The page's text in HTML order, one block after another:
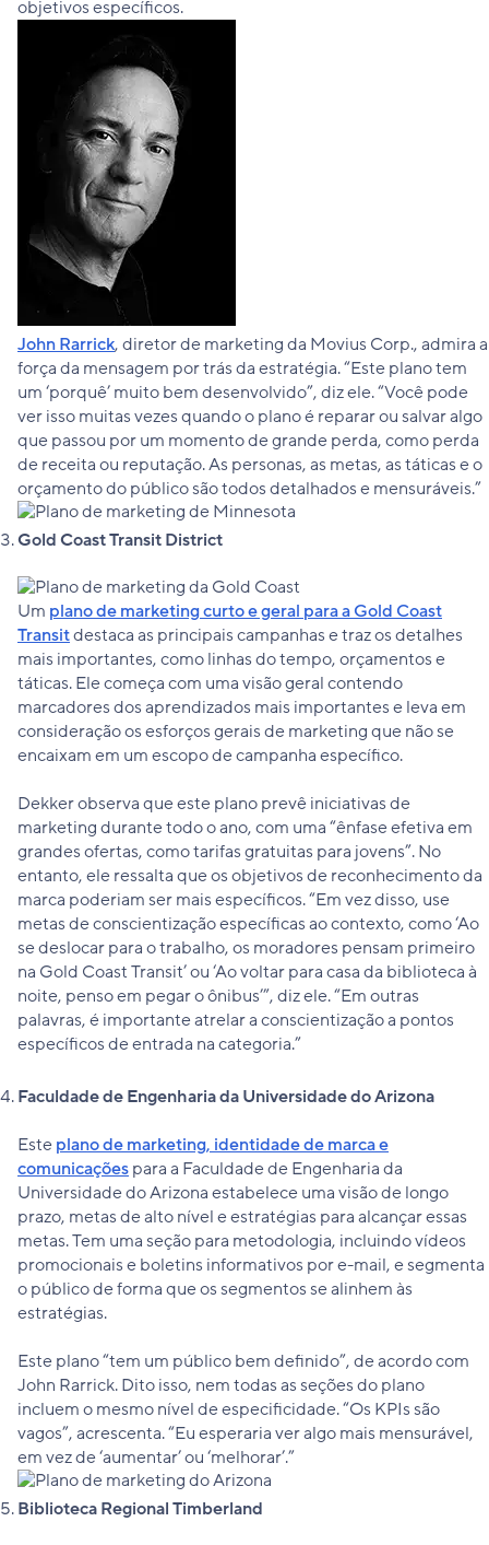
objetivos específicos.
John Rarrick, diretor de marketing da Movius Corp., admira a
força da mensagem por trás da estratégia. “Este plano tem
um ‘porquê’ muito bem desenvolvido”, diz ele. “Você pode
ver isso muitas vezes quando o plano é reparar ou salvar algo
que passou por um momento de grande perda, como perda
de receita ou reputação. As personas, as metas, as táticas e o
orçamento do público são todos detalhados e mensuráveis.”
Gold Coast Transit District
Um plano de marketing curto e geral para a Gold Coast
Transitdestaca as principais campanhas e traz os detalhes
mais importantes, como linhas do tempo, orçamentos e
táticas. Ele começa com uma visão geral contendo
marcadores dos aprendizados mais importantes e leva em
consideração os esforços gerais de marketing que não se
encaixam em um escopo de campanha específico.
Dekker observa que este plano prevê iniciativas de
marketing durante todo o ano, com uma “ênfase efetiva em
grandes ofertas, como tarifas gratuitas para jovens”. No
entanto, ele ressalta que os objetivos de reconhecimento da
marca poderiam ser mais específicos. “Em vez disso, use
metas de conscientização específicas ao contexto, como ‘Ao
se deslocar para o trabalho, os moradores pensam primeiro
na Gold Coast Transit’ ou ‘Ao voltar para casa da biblioteca à
noite, penso em pegar o ônibus’”, diz ele. “Em outras
palavras, é importante atrelar a conscientização a pontos
específicos de entrada na categoria.”
Faculdade de Engenharia da Universidade do Arizona
Esteplano de marketing, identidade de marca e
comunicaçõespara a Faculdade de Engenharia da
Universidade do Arizona estabelece uma visão de longo
prazo, metas de alto nível e estratégias para alcançar essas
metas. Tem uma seção para metodologia, incluindo vídeos
promocionais e boletins informativos por e-mail, e segmenta
o público de forma que os segmentos se alinhem às
estratégias.
Este plano “tem um público bem definido”, de acordo com
John Rarrick. Dito isso, nem todas as seções do plano
incluem o mesmo nível de especificidade. “Os KPIs são
vagos”, acrescenta. “Eu esperaria ver algo mais mensurável,
em vez de ‘aumentar’ ou ‘melhorar’.”
Biblioteca Regional Timberland